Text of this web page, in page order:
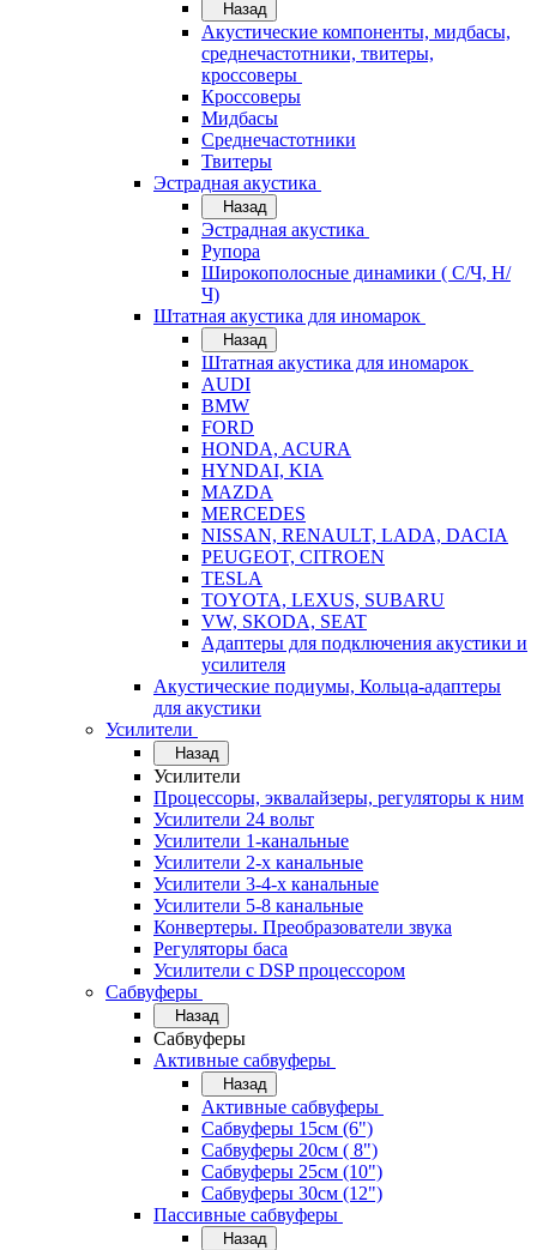
Назад
Акустические компоненты, мидбасы,
среднечастотники, твитеры,
кроссоверы
Кроссоверы
Мидбасы
Среднечастотники
Твитеры
Эстрадная акустика
Назад
Эстрадная акустика
Рупора
Широкополосные динамики ( С/Ч, Н/
Ч)
Штатная акустика для иномарок
Назад
Штатная акустика для иномарок
AUDI
BMW
FORD
HONDA, ACURA
HYNDAI, KIA
MAZDA
MERCEDES
NISSAN, RENAULT, LADA, DACIA
PEUGEOT, CITROEN
TESLA
TOYOTA, LEXUS, SUBARU
VW, SKODA, SEAT
Адаптеры для подключения акустики и
усилителя
Акустические подиумы, Кольца-адаптеры
для акустики
Усилители
Назад
Усилители
Процессоры, эквалайзеры, регуляторы к ним
Усилители 24 вольт
Усилители 1-канальные
Усилители 2-х канальные
Усилители 3-4-х канальные
Усилители 5-8 канальные
Конвертеры. Преобразователи звука
Регуляторы баса
Усилители с DSP процессором
Сабвуферы
Назад
Сабвуферы
Активные сабвуферы
Назад
Активные сабвуферы
Сабвуферы 15см (6")
Сабвуферы 20см ( 8")
Сабвуферы 25см (10")
Сабвуферы 30см (12")
Пассивные сабвуферы
Назад